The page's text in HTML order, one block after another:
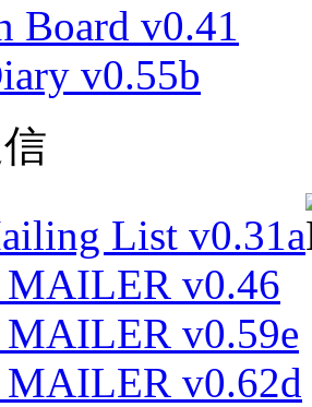
Board v0.41
v0.55b
List v0.31a
v0.46
v0.59e
v0.62d